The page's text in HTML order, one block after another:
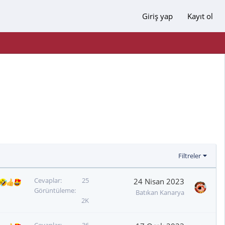
Giriş yap Kayıt ol
Filtreler
Cevaplar
25
Görüntüleme
2K
24 Nisan 2023
Batıkan Kanarya